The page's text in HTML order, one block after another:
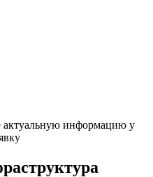
актуальную информацию у